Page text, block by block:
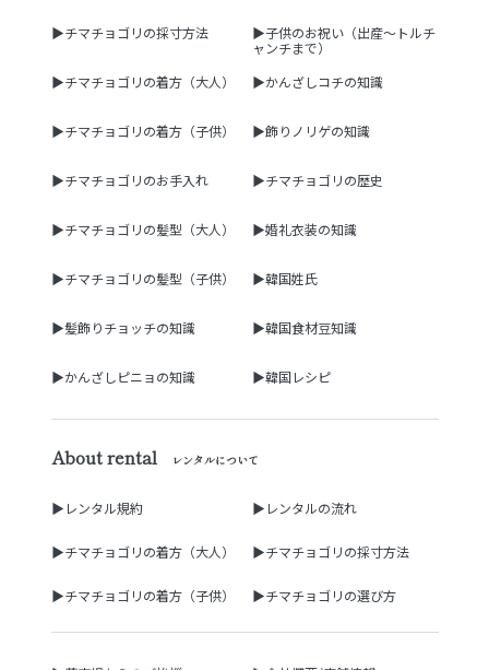
▶チマチョゴリの採寸方法
▶子供のお祝い（出産～トルチ
ャンチまで）
▶チマチョゴリの着方（大人）
▶かんざしコチの知識
▶チマチョゴリの着方（子供） ▶飾りノリゲの知識
▶チマチョゴリのお手入れ ▶チマチョゴリの歴史
▶チマチョゴリの髪型（大人） ▶婚礼衣装の知識
▶チマチョゴリの髪型（子供） ▶韓国姓氏
▶髪飾りチョッチの知識 ▶韓国食材豆知識
▶かんざしピニョの知識 ▶韓国レシピ
About rental レンタルについて
▶レンタル規約 ▶レンタルの流れ
▶チマチョゴリの着方（大人） ▶チマチョゴリの採寸方法
▶チマチョゴリの着方（子供） ▶チマチョゴリの選び方